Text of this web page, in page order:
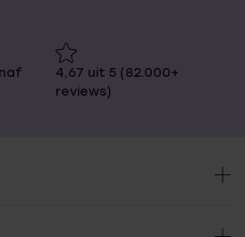
4,67 uit 5 (82.000+
reviews)